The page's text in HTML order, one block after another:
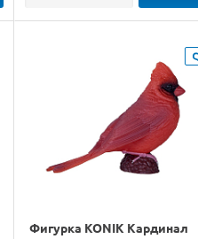
Фигурка KONIK Кардинал